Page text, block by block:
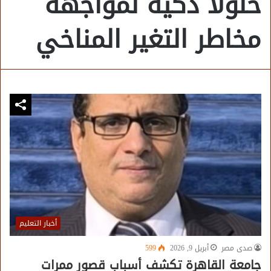
مخاطر التغير المناخي
أخبار التعليم
صدى مصر
أبريل 9, 2026 599
جامعة القاهرة تكشف أسباب قصور ممرات